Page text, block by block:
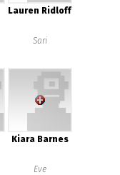
Lauren Ridloff
Sari
Kiara Barnes
Eve